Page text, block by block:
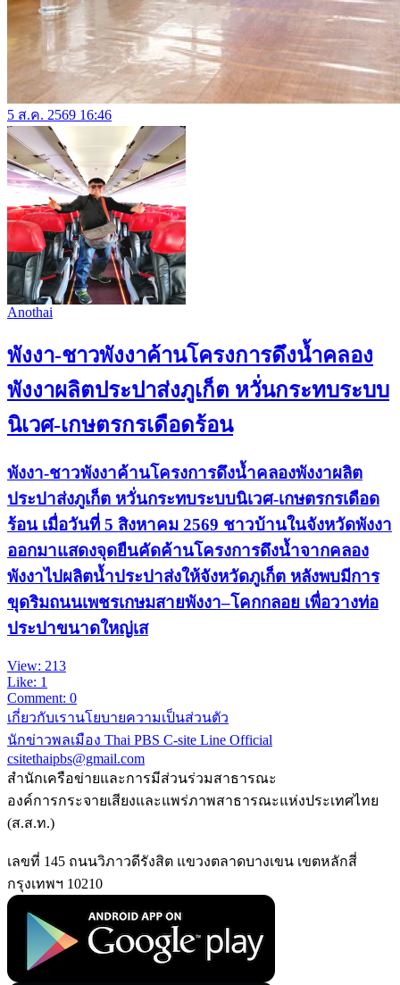
5 ส.ค. 2569 16:46
Anothai
พังงา-ชาวพังงาค้านโครงการดึงน้ำคลอง
พังงาผลิตประปาส่งภูเก็ต หวั่นกระทบระบบ
นิเวศ-เกษตรกรเดือดร้อน
พังงา-ชาวพังงาค้านโครงการดึงน้ำคลองพังงาผลิต
ประปาส่งภูเก็ต หวั่นกระทบระบบนิเวศ-เกษตรกรเดือด
ร้อน เมื่อวันที่ 5 สิงหาคม 2569 ชาวบ้านในจังหวัดพังงา
ออกมาแสดงจุดยืนคัดค้านโครงการดึงน้ำจากคลอง
พังงาไปผลิตน้ำประปาส่งให้จังหวัดภูเก็ต หลังพบมีการ
ขุดริมถนนเพชรเกษมสายพังงา–โคกกลอย เพื่อวางท่อ
ประปาขนาดใหญ่เส
View: 213
Like: 1
Comment: 0
เกี่ยวกับเรานโยบายความเป็นส่วนตัว
นักข่าวพลเมือง Thai PBS C-site Line Official
csitethaipbs@gmail.com
สำนักเครือข่ายและการมีส่วนร่วมสาธารณะ
องค์การกระจายเสียงและแพร่ภาพสาธารณะแห่งประเทศไทย
(ส.ส.ท.)
เลขที่ 145 ถนนวิภาวดีรังสิต แขวงตลาดบางเขน เขตหลักสี่
กรุงเทพฯ 10210